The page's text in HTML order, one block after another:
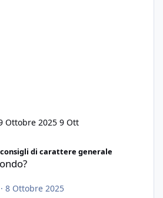
Ottobre 2025 9 Ott
di carattere generale
· 8 Ottobre 2025